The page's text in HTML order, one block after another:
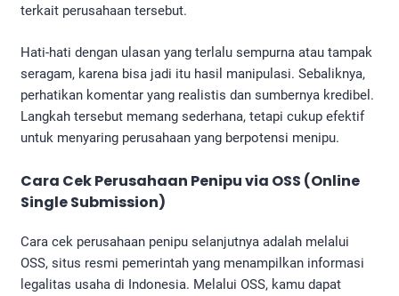
terkait perusahaan tersebut.
Hati-hati dengan ulasan yang terlalu sempurna atau tampak
seragam, karena bisa jadi itu hasil manipulasi. Sebaliknya,
perhatikan komentar yang realistis dan sumbernya kredibel.
Langkah tersebut memang sederhana, tetapi cukup efektif
untuk menyaring perusahaan yang berpotensi menipu.
Cara Cek Perusahaan Penipu via OSS (Online
Single Submission)
Cara cek perusahaan penipu selanjutnya adalah melalui
OSS, situs resmi pemerintah yang menampilkan informasi
legalitas usaha di Indonesia. Melalui OSS, kamu dapat